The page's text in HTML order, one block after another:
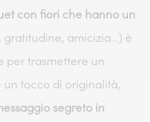
con fiori che hanno un
gratitudine, amicizia…) è
per trasmettere un
un tocco di originalità,
segreto in